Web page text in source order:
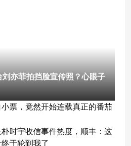
亦菲拍挡脸宣传照？心眼子
票，竟然开始连载真正的番茄
时宇收信事件热度，顺丰：这
于轮到我了